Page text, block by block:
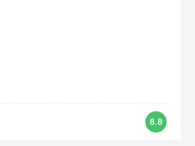
8.8